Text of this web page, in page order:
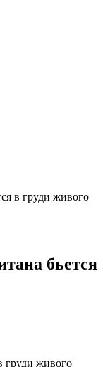
в груди живого
бьется